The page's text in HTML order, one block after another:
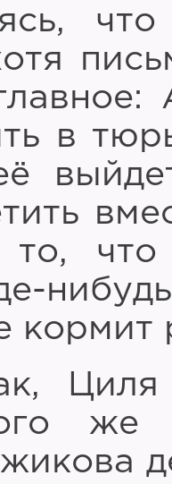
в
то,
же